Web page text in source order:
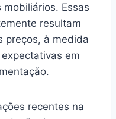
Essas
resultam
preços, à medida
em
recentes na